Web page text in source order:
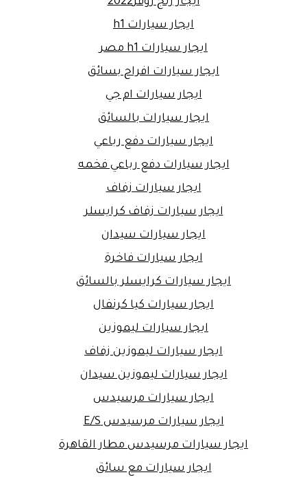
ايجار سيارات h1
ايجار سيارات h1 مصر
ايجار سيارات افراح بسائق
ايجار سيارات ام جي
ايجار سيارات بالسائق
ايجار سيارات دفع رباعي
ايجار سيارات دفع رباعي فخمه
ايجار سيارات زفاف
ايجار سيارات زفاف كرايسلر
ايجار سيارات سيدان
ايجار سيارات فاخرة
ايجار سيارات كرايسلر بالسائق
ايجار سيارات كيا كرنفال
ايجار سيارات ليموزين
ايجار سيارات ليموزين زفاف
ايجار سيارات ليموزين سيدان
ايجار سيارات مرسيدس
ايجار سيارات مرسيدس E/S
ايجار سيارات مرسيدس مطار القاهرة
ايجار سيارات مع سائق